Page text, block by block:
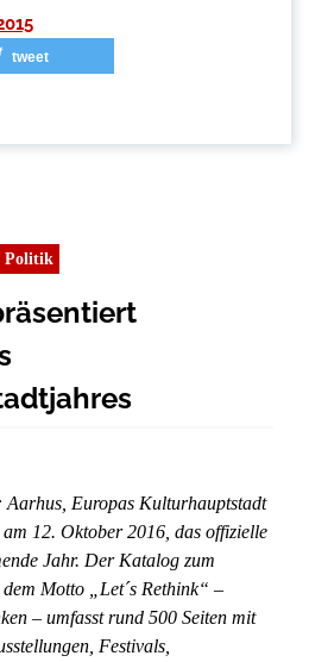
tweet
Politik
Aarhus, Europas Kulturhauptstadt
12. Oktober 2016, das offizielle
Jahr. Der Katalog zum
Motto „Let´s Rethink“ –
– umfasst rund 500 Seiten mit
Festivals,